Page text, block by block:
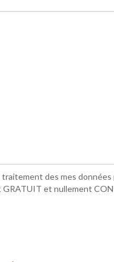
des mes
et nullement